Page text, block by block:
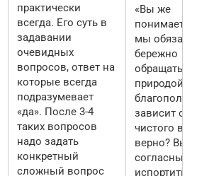
практически
всегда. Его суть в
задавании
очевидных
вопросов, ответ на
которые всегда
подразумевает
«да». После 3-4
таких вопросов
надо задать
конкретный
сложный вопрос
«Вы же
понимаете,
мы обязаны
бережно
обращаться
природой?
зависит от
чистого
верно? Вы
согласны,
испортить